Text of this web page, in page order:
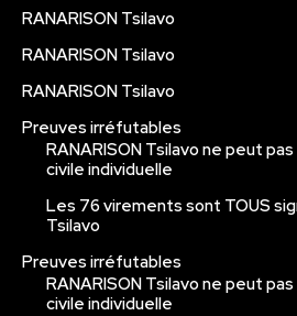
RANARISON Tsilavo
RANARISON Tsilavo
RANARISON Tsilavo
Preuves irréfutables
RANARISON Tsilavo ne peut
civile individuelle
Les 76 virements sont TOUS
Tsilavo
Preuves irréfutables
RANARISON Tsilavo ne peut
civile individuelle